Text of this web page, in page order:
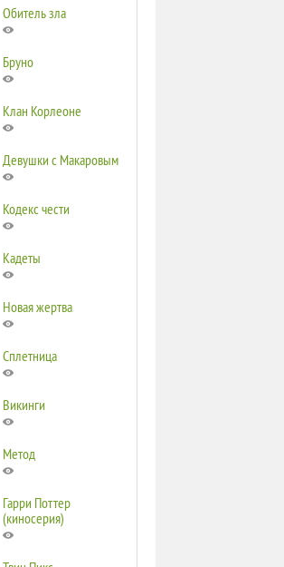
Обитель зла
Бруно
Клан Корлеоне
Девушки с Макаровым
Кодекс чести
Кадеты
Новая жертва
Сплетница
Викинги
Метод
Гарри Поттер
(киносерия)